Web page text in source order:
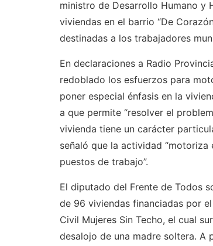
ministro de Desarrollo Humano y
viviendas en el barrio “De
destinadas a los trabajadores
En declaraciones a Radio
redoblado los esfuerzos para
poner especial énfasis en la
a que permite “resolver el
vivienda tiene un carácter
señaló que la actividad
puestos de trabajo”.
El diputado del Frente de Todos
de 96 viviendas financiadas por
Civil Mujeres Sin Techo, el cual
desalojo de una madre soltera.